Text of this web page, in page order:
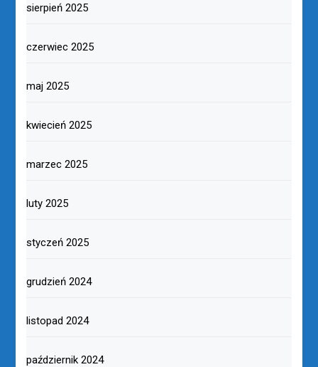
sierpień 2025
czerwiec 2025
maj 2025
kwiecień 2025
marzec 2025
luty 2025
styczeń 2025
grudzień 2024
listopad 2024
październik 2024